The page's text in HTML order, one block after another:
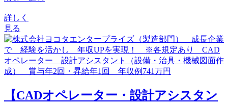
詳しく
見る
【CADオペレーター・設計アシスタン